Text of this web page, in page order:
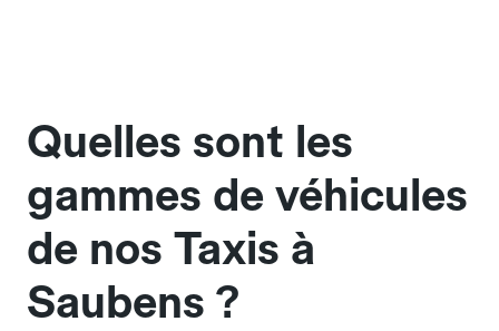
Quelles sont les
gammes de véhicules
de nos Taxis à
Saubens ?